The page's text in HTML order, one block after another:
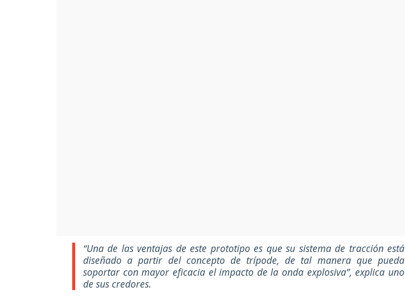
“Una de las ventajas de este prototipo es que su sistema de tracción está
diseñado a partir del concepto de trípode, de tal manera que pueda
soportar con mayor eficacia el impacto de la onda explosiva”, explica uno
de sus credores.